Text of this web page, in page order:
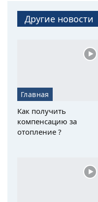
Другие новости
Главная
Как получить
компенсацию за
отопление ?